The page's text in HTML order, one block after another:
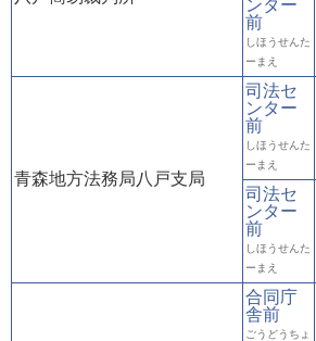
ンター
前
しほうせんた
ーまえ
青森地方法務局八戸支局
司法セ
ンター
前
しほうせんた
ーまえ
司法セ
ンター
前
しほうせんた
ーまえ
合同庁
舎前
ごうどうちょ